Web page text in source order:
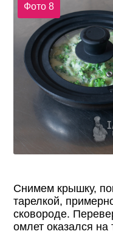
Фото 8
Снимем крышку,
тарелкой,
сковороде.
омлет оказался на